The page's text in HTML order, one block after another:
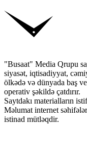
"Busaat" Media Qrupu
siyasət, iqtisadiyyat,
ölkədə və dünyada baş
operativ şəkildə çatdırır.
Saytdakı materialların
Məlumat internet
istinad mütləqdir.